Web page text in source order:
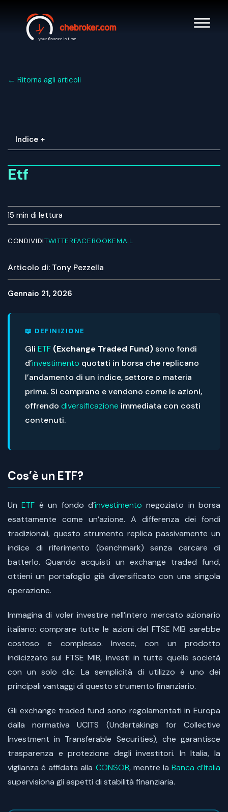
← Ritorna agli articoli
Etf
15 min di lettura
CONDIVIDITWITTERFACEBOOKEMAIL
Articolo di: Tony Pezzella
Gennaio 21, 2026
📖 DEFINIZIONE
Gli ETF (Exchange Traded Fund)sono fondi
d’investimento quotati in borsa che replicano
l’andamento di un indice, settore o materia
prima. Si comprano e vendono come le azioni,
offrendo diversificazione immediata con costi
contenuti.
Cos’è un ETF?
UnETF è un fondo d’investimento negoziato in borsa
esattamente come un’azione. A differenza dei fondi
tradizionali, questo strumento replica passivamente un
indice di riferimento (benchmark) senza cercare di
batterlo. Quando acquisti un exchange traded fund,
ottieni un portafoglio già diversificato con una singola
operazione.
Immagina di voler investire nell’intero mercato azionario
italiano: comprare tutte le azioni del FTSE MIB sarebbe
costoso e complesso. Invece, con un prodotto
indicizzato sul FTSE MIB, investi in tutte quelle società
con un solo clic. La semplicità di utilizzo è uno dei
principali vantaggi di questo strumento finanziario.
Gli exchange traded fund sono regolamentati in Europa
dalla normativa UCITS (Undertakings for Collective
Investment in Transferable Securities), che garantisce
trasparenza e protezione degli investitori. In Italia, la
vigilanza è affidata alla CONSOB, mentre la Banca d’Italia
supervisiona gli aspetti di stabilità finanziaria.
Indice +